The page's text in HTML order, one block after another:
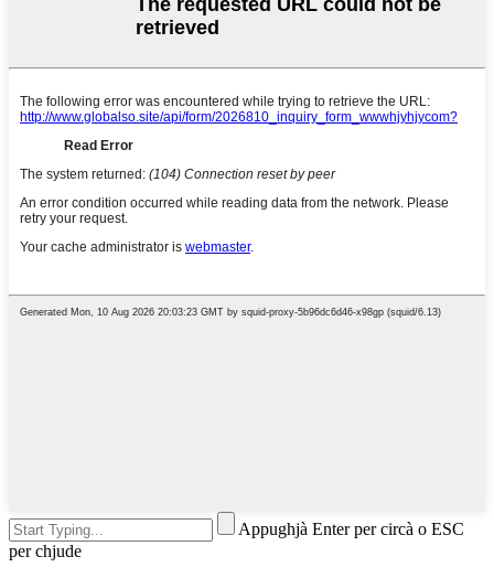
Appughjà Enter per circà o ESC
per chjude